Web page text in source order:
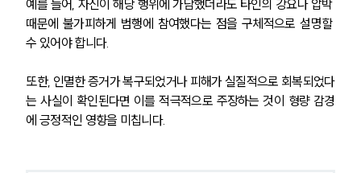
예를 들어, 자신이 해당 행위에 가담했더라도 타인의 강요나 압박
때문에 불가피하게 범행에 참여했다는 점을 구체적으로 설명할
수 있어야 합니다.
또한, 인멸한 증거가 복구되었거나 피해가 실질적으로 회복되었다
는 사실이 확인된다면 이를 적극적으로 주장하는 것이 형량 감경
에 긍정적인 영향을 미칩니다.